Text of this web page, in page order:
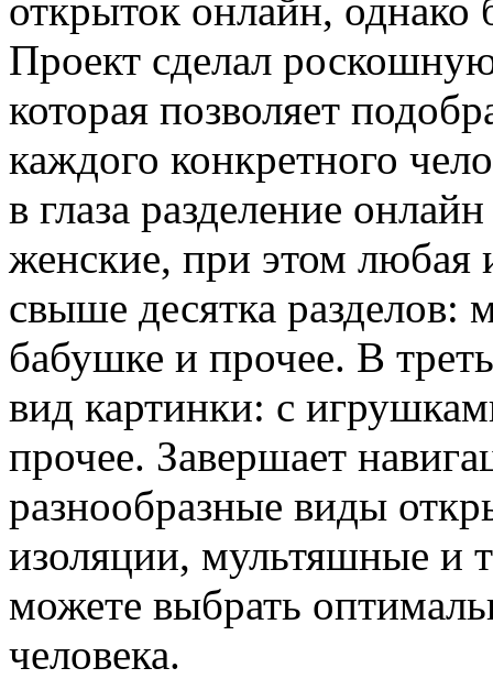
открыток онлайн, однако
Проект сделал
которая позволяет
каждого конкретного
в глаза разделение
женские, при этом любая
свыше десятка разделов:
бабушке и прочее. В
вид картинки: с
прочее. Завершает
разнообразные виды
изоляции, мультяшные и
можете выбрать
человека.